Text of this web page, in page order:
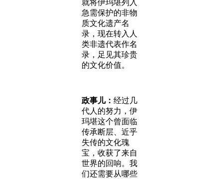
就将伊玛堪列入
急需保护的非物
质文化遗产名
录，现在转入人
类非遗代表作名
录，足见其珍贵
的文化价值。
政事儿： 经过几
代人的努力，伊
玛堪这个曾面临
传承断层、近乎
失传的文化瑰
宝，收获了来自
世界的回响。我
们还需要从哪些